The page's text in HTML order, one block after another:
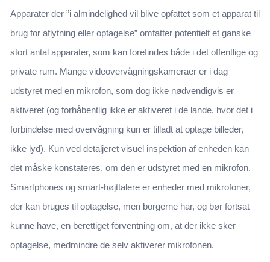
Apparater der ”i almindelighed vil blive opfattet som et apparat til
brug for aflytning eller optagelse” omfatter potentielt et ganske
stort antal apparater, som kan forefindes både i det offentlige og
private rum. Mange videovervågningskameraer er i dag
udstyret med en mikrofon, som dog ikke nødvendigvis er
aktiveret (og forhåbentlig ikke er aktiveret i de lande, hvor det i
forbindelse med overvågning kun er tilladt at optage billeder,
ikke lyd). Kun ved detaljeret visuel inspektion af enheden kan
det måske konstateres, om den er udstyret med en mikrofon.
Smartphones og smart-højttalere er enheder med mikrofoner,
der kan bruges til optagelse, men borgerne har, og bør fortsat
kunne have, en berettiget forventning om, at der ikke sker
optagelse, medmindre de selv aktiverer mikrofonen.